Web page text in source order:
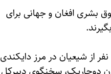
بشری افغان و جهانی برای
شایان ذکر است که حمله اخیر گروه داعش که منجر به کشته شدن 14 نفر و زخمی شدن 6 نفر از شیعیان در مرز دایکندی